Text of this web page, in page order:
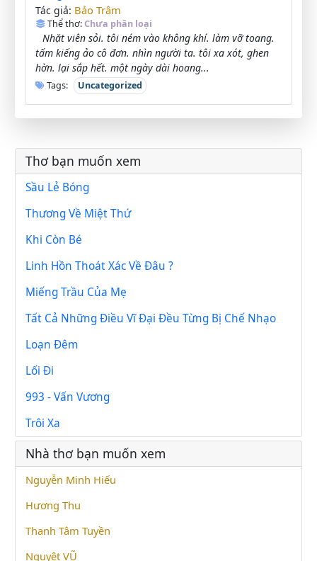
Tác giả: Bảo Trâm
Thể thơ:Chưa phân loại
Nhặt viên sỏi. tôi ném vào không khí. làm vỡ toang.
tấm kiếng ảo cô đơn. nhìn người ta. tôi xa xót, ghen
hờn. lại sắp hết. một ngày dài hoang...
Tags: Uncategorized
Thơ bạn muốn xem
Sầu Lẻ Bóng
Thương Về Miệt Thứ
Khi Còn Bé
Linh Hồn Thoát Xác Về Đâu ?
Miếng Trầu Của Mẹ
Tất Cả Những Điều Vĩ Đại Đều Từng Bị Chế Nhạo
Loạn Đêm
Lối Đi
993 - Vấn Vương
Trôi Xa
Nhà thơ bạn muốn xem
Nguyễn Minh Hiếu
Hương Thu
Thanh Tâm Tuyền
Nguyệt VŨ